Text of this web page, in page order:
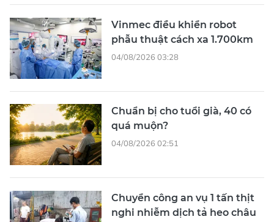
Vinmec điều khiển robot
phẫu thuật cách xa 1.700km
04/08/2026 03:28
Chuẩn bị cho tuổi già, 40 có
quá muộn?
04/08/2026 02:51
Chuyển công an vụ 1 tấn thịt
nghi nhiễm dịch tả heo châu